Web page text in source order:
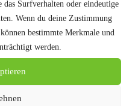
Surfverhalten oder eindeutige
Wenn du deine Zustimmung
bestimmte Merkmale und
werden.